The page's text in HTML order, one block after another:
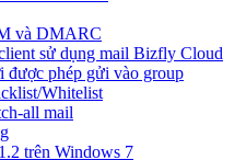
và DMARC
sử dụng mail Bizfly Cloud
được phép gửi vào group
Whitelist
all mail
trên Windows 7